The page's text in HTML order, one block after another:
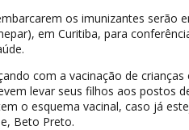
os imunizantes serão
em Curitiba, para
com a vacinação de
levar seus filhos aos postos
o esquema vacinal, caso já
Beto Preto.